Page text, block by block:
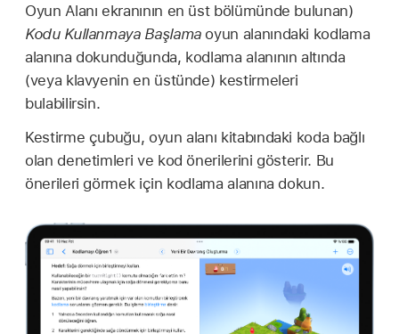
Oyun Alanı ekranının en üst bölümünde bulunan)
Kodu Kullanmaya Başlamaoyun alanındaki kodlama
alanına dokunduğunda, kodlama alanının altında
(veya klavyenin en üstünde) kestirmeleri
bulabilirsin.
Kestirme çubuğu, oyun alanı kitabındaki koda bağlı
olan denetimleri ve kod önerilerini gösterir. Bu
önerileri görmek için kodlama alanına dokun.